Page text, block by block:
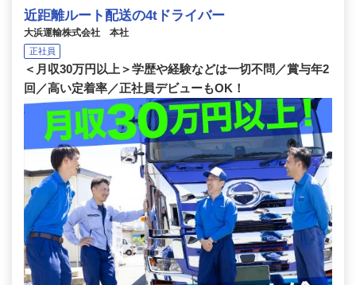
近距離ルート配送の4tドライバー
大浜運輸株式会社 本社
正社員
＜月収30万円以上＞学歴や経験などは一切不問／賞与年2
回／高い定着率／正社員デビューもOK！